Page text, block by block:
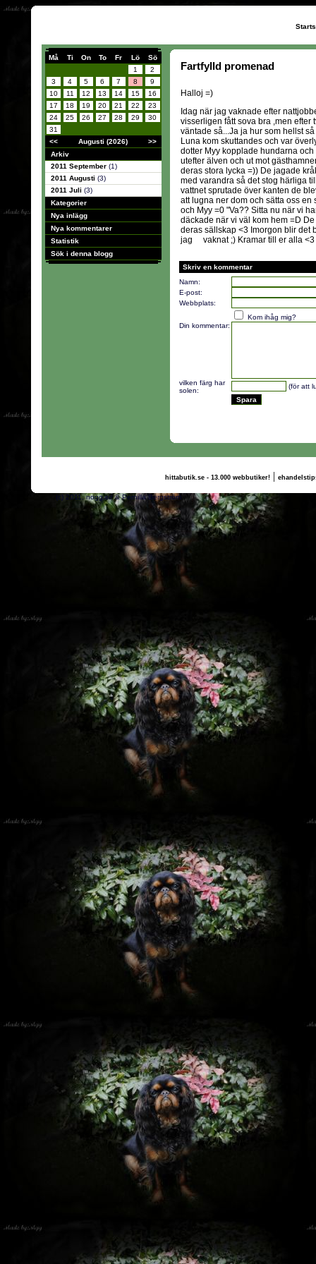
Må Ti On To Fr Lö
Sö
1
2
3
4 5 6 7 8
9
10
11 12 13 14 15
16
17
18 19 20 21 22
23
24
25 26 27 28 29
30
31
<<
Augusti (2026)
>>
Arkiv
2011 September (1)
2011 Augusti (3)
2011 Juli (3)
Kategorier
Nya inlägg
Nya kommentarer
Statistik
Sök i denna blogg
Fartfylld promenad
Halloj =)
Idag när jag vaknade efter
visserligen fått sova bra ,men
väntade så...Ja ja hur som hellst
Luna kom skuttandes och var
dotter Myy kopplade hundarna
utefter älven och ut mot
deras stora lycka =)) De jagade
med varandra så det stog härliga
vattnet sprutade över kanten de
att lugna ner dom och sätta oss
och Myy =0 "Va?? Sitta nu när vi
däckade när vi väl kom hem =D
deras sällskap <3 Imorgon blir det
jag vaknat ;) Kramar till er alla <3
Skriv en kommentar
Namn:
E-post:
Webbplats:
Kom ihåg mig?
Din kommentar:
vilken färg har
solen:
(för att
hittabutik.se - 13.000 webbutiker!|
(c) 2011, nogg.se & Pernilla Bergström